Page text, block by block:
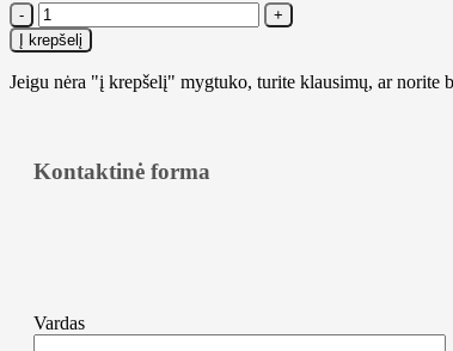
produkto
kiekis:
[P]
Sraigė
ir
Į krepšelį
Jeigu nėra "į krepšelį" mygtuko, turite klausimų, ar
Kontaktinė forma
Vardas